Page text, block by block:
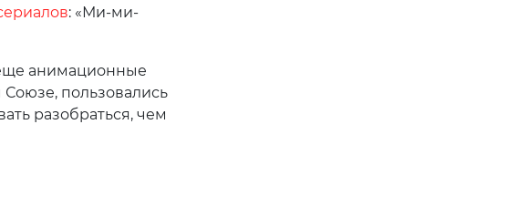
: «Ми-ми-
анимационные
пользовались
разобраться, чем